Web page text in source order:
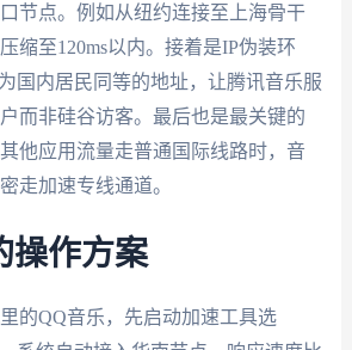
节点。例如从纽约连接至上海骨干
缩至120ms以内。接着是IP伪装环
国内居民同等的地址，让腾讯音乐服
而非硅谷访客。最后也是最关键的
他应用流量走普通国际线路时，音
走加速专线通道。
操作方案
的QQ音乐，先启动加速工具选